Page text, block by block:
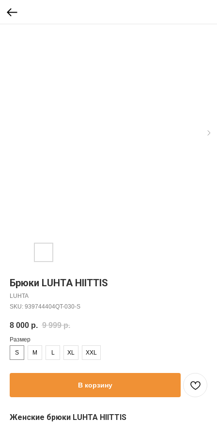
Брюки LUHTA HIITTIS
LUHTA
SKU: 939744404QT-030-S
8 000 р. 9 999 р.
Размер
S
M L XL XXL
В корзину
Женские брюки LUHTA HIITTIS